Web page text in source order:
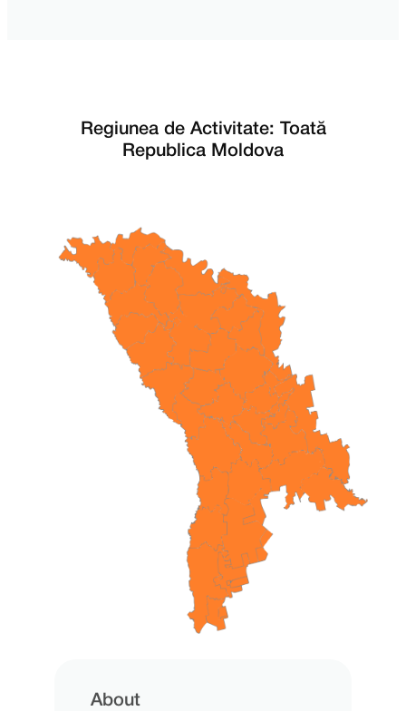
Regiunea de Activitate: Toată
Republica Moldova
About